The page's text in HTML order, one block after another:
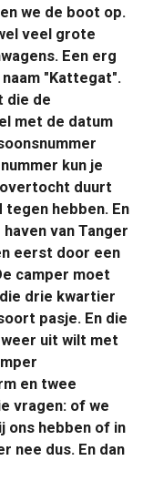
we de boot op.
veel grote
Een erg
"Kattegat".
die de
met de datum
kun je
duurt
tegen hebben. En
van Tanger
eerst door een
camper moet
drie kwartier
pasje. En die
uit wilt met
en twee
vragen: of we
ons hebben of in
nee dus. En dan